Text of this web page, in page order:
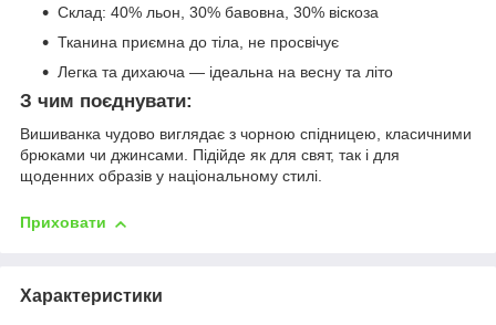
Склад: 40% льон, 30% бавовна, 30% віскоза
Тканина приємна до тіла, не просвічує
Легка та дихаюча — ідеальна на весну та літо
З чим поєднувати:
Вишиванка чудово виглядає з чорною спідницею, класичними
брюками чи джинсами. Підійде як для свят, так і для
щоденних образів у національному стилі.
Приховати
Характеристики